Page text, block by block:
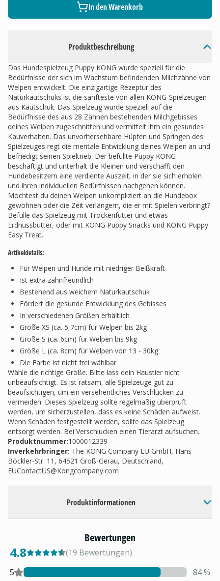
Produktbeschreibung
Das Hundespielzeug Puppy KONG wurde speziell für die
Bedürfnisse der sich im Wachstum befindenden Milchzähne von
Welpen entwickelt. Die einzigartige Rezeptur des
Naturkautschuks ist die sanfteste von allen KONG-Spielzeugen
aus Kautschuk. Das Spielzeug wurde speziell auf die
Bedürfnisse des aus 28 Zähnen bestehenden Milchgebisses
deines Welpen zugeschnitten und vermittelt ihm ein gesundes
Kauverhalten. Das unvorhersehbare Hüpfen und Springen des
Spielzeuges regt die mentale Entwicklung deines Welpen an und
befriedigt seinen Spieltrieb. Der befüllte Puppy KONG
beschäftigt und unterhält die Kleinen und verschafft den
Hundebesitzern eine verdiente Auszeit, in der sie sich erholen
und ihren individuellen Bedürfnissen nachgehen können.
Möchtest du deinen Welpen unkompliziert an die Hundebox
gewöhnen oder die Zeit verlängern, die er mit Spielen verbringt?
Befülle das Spielzeug mit Trockenfutter und etwas
Erdnussbutter, oder mit KONG Puppy Snacks und KONG Puppy
Easy Treat.
Artikeldetails:
Für Welpen und Hunde mit niedriger Beißkraft
Ist extra zahnfreundlich
Bestehend aus weichem Naturkautschuk
Fördert die gesunde Entwicklung des Gebisses
In verschiedenen Größen erhältlich
Größe XS (ca. 5,7cm) für Welpen bis 2kg
Größe S (ca. 6cm) für Welpen bis 9kg
Größe L (ca. 8cm) für Welpen von 13 - 30kg
Die Farbe ist nicht frei wählbar
Wähle die richtige Größe. Bitte lass dein Haustier nicht
unbeaufsichtigt. Es ist ratsam, alle Spielzeuge gut zu
beaufsichtigen, um ein versehentliches Verschlucken zu
vermeiden. Dieses Spielzeug sollte regelmäßig überprüft
werden, um sicherzustellen, dass es keine Schäden aufweist.
Wenn Schäden festgestellt werden, sollte das Spielzeug
entsorgt werden. Bei Verschlucken einen Tierarzt aufsuchen.
Produktnummer:1000012339
Inverkehrbringer: The KONG Company EU GmbH, Hans-
Böckler-Str. 11, 64521 Groß-Gerau, Deutschland,
EUContactUS@Kongcompany.com
Produktinformationen
In den Warenkorb
Bewertungen
4.8 (19 Bewertungen)
5
84%